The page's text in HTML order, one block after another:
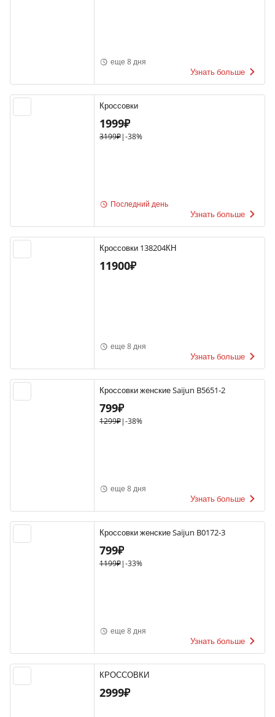
еще 8 дня
Узнать больше
Кроссовки
1999₽
3199₽|-38%
Последний день
Узнать больше
Кроссовки 138204КН
11900₽
еще 8 дня
Узнать больше
Кроссовки женские Saijun B5651-2
799₽
1299₽|-38%
еще 8 дня
Узнать больше
Кроссовки женские Saijun B0172-3
799₽
1199₽|-33%
еще 8 дня
Узнать больше
КРОССОВКИ
2999₽